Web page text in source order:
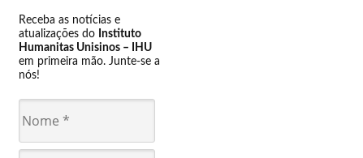
Receba as notícias e
atualizações do Instituto
Humanitas Unisinos – IHU
em primeira mão. Junte-se a
nós!